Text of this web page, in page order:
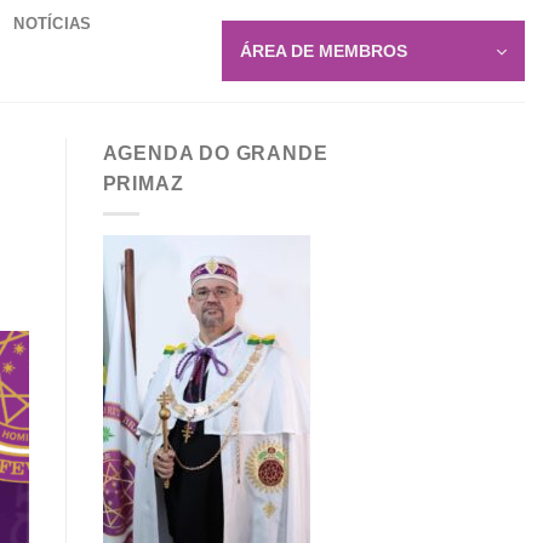
NOTÍCIAS
ÁREA DE MEMBROS
AGENDA DO GRANDE
PRIMAZ